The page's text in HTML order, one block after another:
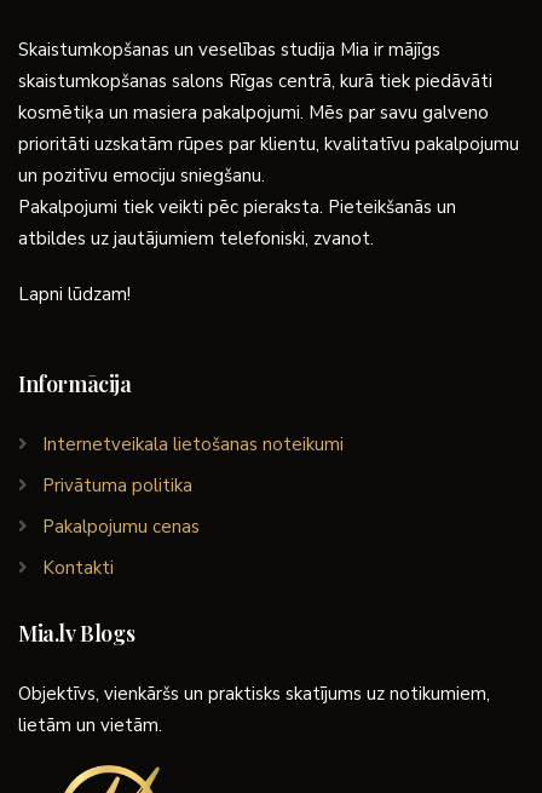
Skaistumkopšanas un veselības studija Mia ir mājīgs
skaistumkopšanas salons Rīgas centrā, kurā tiek piedāvāti
kosmētiķa un masiera pakalpojumi. Mēs par savu galveno
prioritāti uzskatām rūpes par klientu, kvalitatīvu pakalpojumu
un pozitīvu emociju sniegšanu.
Pakalpojumi tiek veikti pēc pieraksta. Pieteikšanās un
atbildes uz jautājumiem telefoniski, zvanot.
Lapni lūdzam!
Informācija
Internetveikala lietošanas noteikumi
Privātuma politika
Pakalpojumu cenas
Kontakti
Mia.lv Blogs
Objektīvs, vienkāršs un praktisks skatījums uz notikumiem,
lietām un vietām.